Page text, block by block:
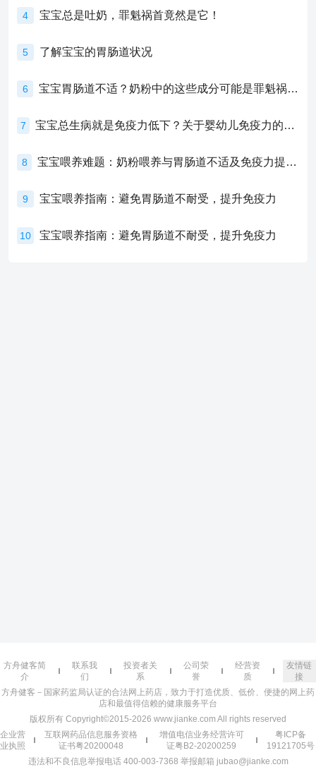
4 宝宝总是吐奶，罪魁祸首竟然是它！
5 了解宝宝的胃肠道状况
6 宝宝胃肠道不适？奶粉中的这些成分可能是罪魁祸首！
7 宝宝总生病就是免疫力低下？关于婴幼儿免疫力的真相，家长必须了解！
8 宝宝喂养难题：奶粉喂养与胃肠道不适及免疫力提升的奥秘
9 宝宝喂养指南：避免胃肠道不耐受，提升免疫力
10 宝宝喂养指南：避免胃肠道不耐受，提升免疫力
方舟健客简
介
联系我
们
投资者关
系
公司荣
誉
经营资
质
友情链
接
方舟健客－国家药监局认证的合法网上药店，致力于打造优质、低价、便捷的网上药
店和最值得信赖的健康服务平台
版权所有 Copyright©2015-2026 www.jianke.com All rights reserved
企业营
业执照
互联网药品信息服务资格
证书粤20200048
增值电信业务经营许可
证粤B2-20200259
粤ICP备
19121705号
违法和不良信息举报电话 400-003-7368 举报邮箱 jubao@jianke.com